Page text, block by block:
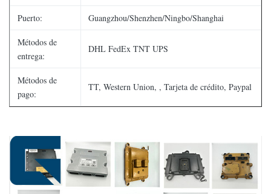
Puerto: Guangzhou/Shenzhen/Ningbo/Shanghai
Métodos de
entrega:
DHL FedEx TNT UPS
Métodos de
pago:
TT, Western Union, , Tarjeta de crédito, Paypal